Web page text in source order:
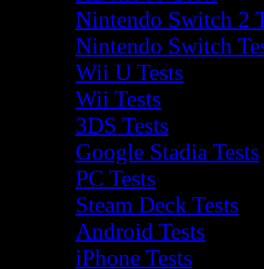
Nintendo Switch 2
Nintendo Switch
Wii U Tests
Wii Tests
3DS Tests
Google Stadia Tests
PC Tests
Steam Deck Tests
Android Tests
iPhone Tests